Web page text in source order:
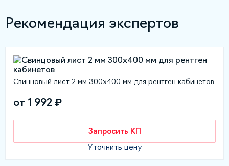
Рекомендация экспертов
Свинцовый лист 2 мм 300х400 мм для рентген кабинетов
от 1 992 ₽
Запросить КП
Уточнить цену